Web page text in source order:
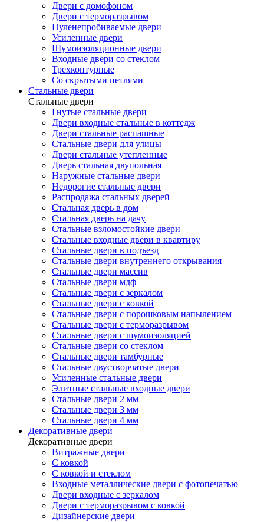
Двери с домофоном
Двери с терморазрывом
Пуленепробиваемые двери
Усиленные двери
Шумоизоляционные двери
Входные двери со стеклом
Трехконтурные
Со скрытыми петлями
Стальные двери
Стальные двери
Гнутые стальные двери
Двери входные стальные в коттедж
Двери стальные распашные
Стальные двери для улицы
Двери стальные утепленные
Дверь стальная двупольная
Наружные стальные двери
Недорогие стальные двери
Распродажа стальных дверей
Стальная дверь в дом
Стальная дверь на дачу
Стальные взломостойкие двери
Стальные входные двери в квартиру
Стальные двери в подъезд
Стальные двери внутреннего открывания
Стальные двери массив
Стальные двери мдф
Стальные двери с зеркалом
Стальные двери с ковкой
Стальные двери с порошковым напылением
Стальные двери с терморазрывом
Стальные двери с шумоизоляцией
Стальные двери со стеклом
Стальные двери тамбурные
Стальные двустворчатые двери
Усиленные стальные двери
Элитные стальные входные двери
Стальные двери 2 мм
Стальные двери 3 мм
Стальные двери 4 мм
Декоративные двери
Декоративные двери
Витражные двери
С ковкой
С ковкой и стеклом
Входные металлические двери с фотопечатью
Двери входные с зеркалом
Двери с терморазрывом с ковкой
Дизайнерские двери